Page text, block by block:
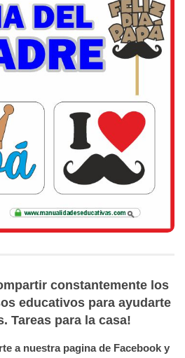
constantemente los
educativos para ayudarte
Tareas para la casa!
a nuestra pagina de Facebook y